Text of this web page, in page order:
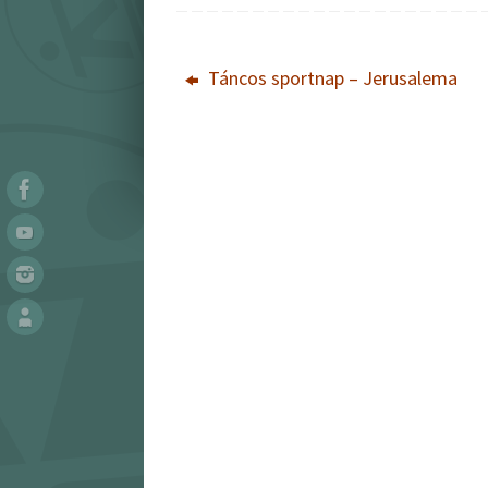
Táncos sportnap – Jerusalema